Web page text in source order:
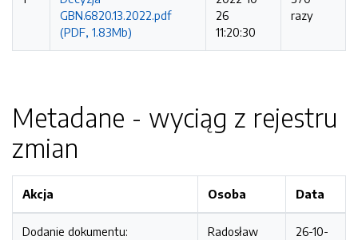
GBN.6820.13.2022.pdf
(PDF, 1.83Mb)
26
11:20:30
razy
Metadane - wyciąg z rejestru
zmian
Akcja Osoba Data
Dodanie dokumentu:
Radosław
26-10-